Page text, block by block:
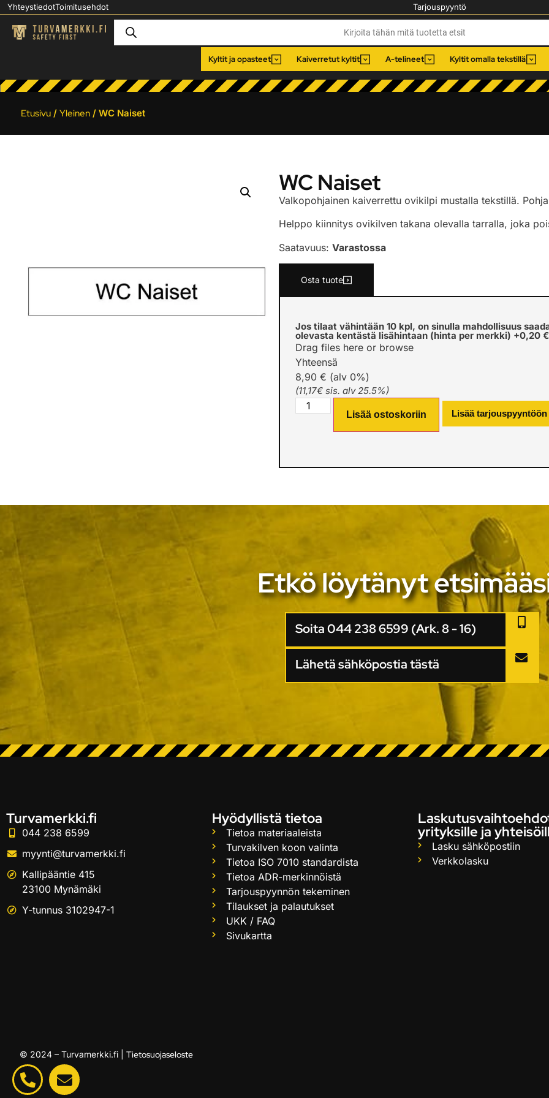
YhteystiedotToimitusehdot Tarjouspyyntö
Kyltit ja opasteet Kaiverretut kyltit A-telineet Kyltit omalla tekstillä
Etusivu/ Yleinen/ WC Naiset
WC Naiset
Valkopohjainen kaiverrettu ovikilpi mustalla tekstillä.
Helppo kiinnitys ovikilven takana olevalla tarralla, joka
Saatavuus: Varastossa
Osta tuote
Jos tilaat vähintään 10 kpl, on sinulla mahdollisuus
olevasta kentästä lisähintaan (hinta per merkki) +0,20
Drag files here or browse
Yhteensä
8,90 € (alv 0%)
(11,17€ sis. alv 25.5%)
Lisää ostoskoriin Lisää tarjouspyyntöön
Etkö löytänyt
Soita 044 238 6599 (Ark. 8 - 16)
Lähetä sähköpostia tästä
Turvamerkki.fi
044 238 6599
myynti@turvamerkki.fi
Kallipääntie 415
23100 Mynämäki
Y-tunnus 3102947-1
Hyödyllistä tietoa
Tietoa materiaaleista
Turvakilven koon valinta
Tietoa ISO 7010 standardista
Tietoa ADR-merkinnöistä
Tarjouspyynnön tekeminen
Tilaukset ja palautukset
UKK / FAQ
Sivukartta
yrityksille ja
Lasku sähköpostiin
Verkkolasku
© 2024 – Turvamerkki.fi | Tietosuojaseloste